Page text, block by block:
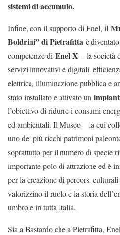
sistemi di accumulo.
Infine, con il supporto di Enel, il
Boldrini” di Pietrafitta è
competenze di Enel X – la società
servizi innovativi e digitali,
elettrica, illuminazione pubblica e
stato installato e attivato un
l’obiettivo di ridurre i consumi
ed ambientali. Il Museo – la cui
uno dei più ricchi patrimoni
soprattutto per il numero di specie
importante polo di attrazione ed è
per la creazione di percorsi
valorizzino il ruolo e la storia
umbro e in tutta Italia.
Sia a Bastardo che a Pietrafitta,